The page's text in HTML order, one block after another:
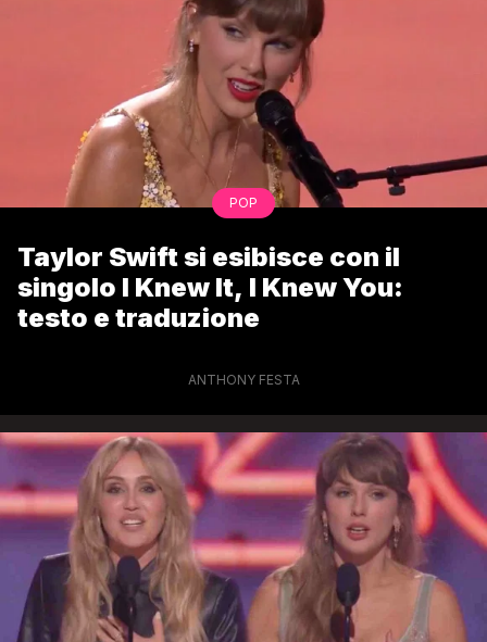
POP
Taylor Swift si esibisce con il
singolo I Knew It, I Knew You:
testo e traduzione
ANTHONY FESTA